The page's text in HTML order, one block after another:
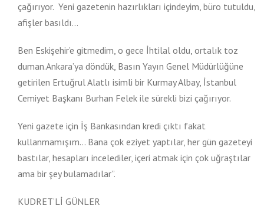
çağırıyor. Yeni gazetenin hazırlıkları içindeyim, büro tutuldu,
afişler basıldı…
Ben Eskişehir’e gitmedim, o gece İhtilal oldu, ortalık toz
duman.Ankara’ya döndük, Basın Yayın Genel Müdürlüğüne
getirilen Ertuğrul Alatlı isimli bir Kurmay Albay, İstanbul
Cemiyet Başkanı Burhan Felek ile sürekli bizi çağırıyor.
Yeni gazete için İş Bankasından kredi çıktı fakat
kullanmamışım… Bana çok eziyet yaptılar, her gün gazeteyi
bastılar, hesapları incelediler, içeri atmak için çok uğraştılar
ama bir şey bulamadılar”.
KUDRET’Lİ GÜNLER